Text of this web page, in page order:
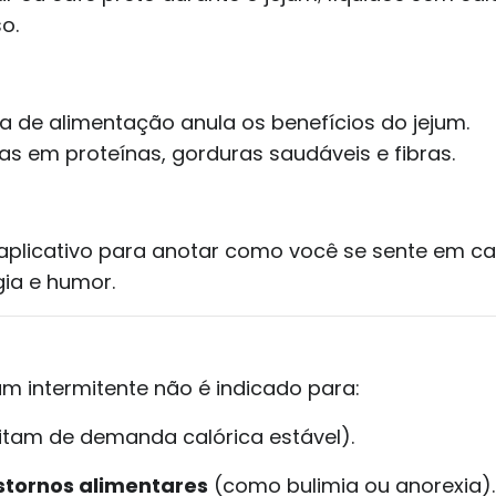
de alimentação anula os benefícios do jejum.
em proteínas, gorduras saudáveis e fibras.
para anotar como você se sente em
e humor.
intermitente não é indicado para:
de demanda calórica estável).
alimentares (como bulimia ou anorexia).